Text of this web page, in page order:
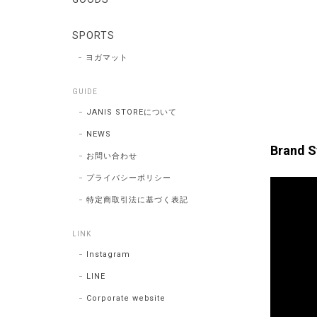
Brand
SPORTS
ヨガマット
GUIDE
JANIS STOREについて
NEWS
お問い合わせ
プライバシーポリシー
特定商取引法に基づく表記
LINK
Instagram
LINE
Corporate website